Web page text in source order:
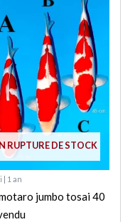
RUPTURE DE STOCK
| 1 an
jumbo tosai 40